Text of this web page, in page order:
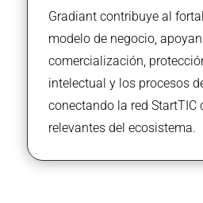
Gradiant contribuye al
modelo de negocio,
comercialización,
intelectual y los procesos
conectando la red StartTIC
relevantes del ecosistema.